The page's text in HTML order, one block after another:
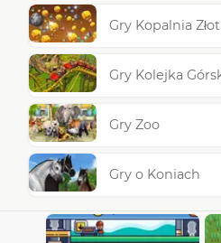
Gry Kopalnia
Gry Kolejka
Gry Zoo
Gry o Koniach